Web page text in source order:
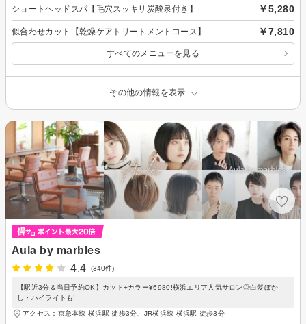
ショートヘッドスパ【毛穴スッキリ炭酸泉付き】 ￥5,280
似合わせカット【乾燥ケアトリートメントコース】 ￥7,810
すべてのメニューを見る
その他の情報を表示
Aula by marbles
4.4
(340件)
【駅近3分＆当日予約OK】カット+カラー¥6980!横浜エリア人気サロン◎白髪ぼか
し・ハイライトも!
アクセス：京急本線 横浜駅 徒歩3分、JR横浜線 横浜駅 徒歩3分